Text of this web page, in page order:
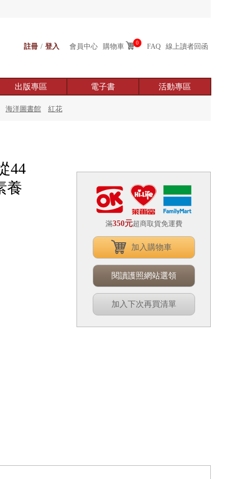
註冊 / 登入 會員中心 購物車 0 FAQ 線上讀者回函
出版專區 電子書 活動專區
海洋圖書館 紅花
44
養
滿350元超商取貨免運費
加入購物車
閱讀護照網站選領
加入下次再買清單